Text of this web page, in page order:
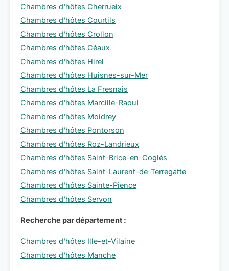
Chambres d'hôtes Cherrueix
Chambres d'hôtes Courtils
Chambres d'hôtes Crollon
Chambres d'hôtes Céaux
Chambres d'hôtes Hirel
Chambres d'hôtes Huisnes-sur-Mer
Chambres d'hôtes La Fresnais
Chambres d'hôtes Marcillé-Raoul
Chambres d'hôtes Moidrey
Chambres d'hôtes Pontorson
Chambres d'hôtes Roz-Landrieux
Chambres d'hôtes Saint-Brice-en-Coglès
Chambres d'hôtes Saint-Laurent-de-Terregatte
Chambres d'hôtes Sainte-Pience
Chambres d'hôtes Servon
Recherche par département :
Chambres d'hôtes Ille-et-Vilaine
Chambres d'hôtes Manche